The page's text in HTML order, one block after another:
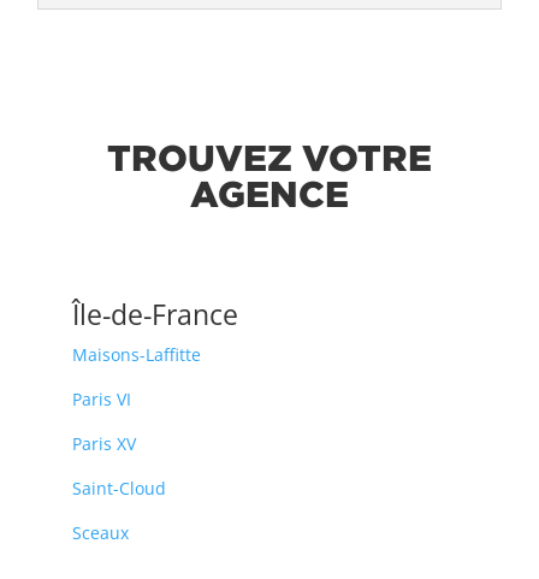
TROUVEZ VOTRE
AGENCE
Île-de-France
Maisons-Laffitte
Paris VI
Paris XV
Saint-Cloud
Sceaux